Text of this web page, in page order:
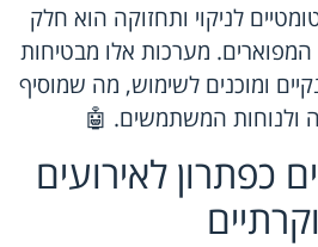
לניקוי ותחזוקה הוא חלק
מערכות אלו מבטיחות
ומוכנים לשימוש, מה שמוסיף
ולנוחות המשתמשים. 🤖
כפתרון לאירועים